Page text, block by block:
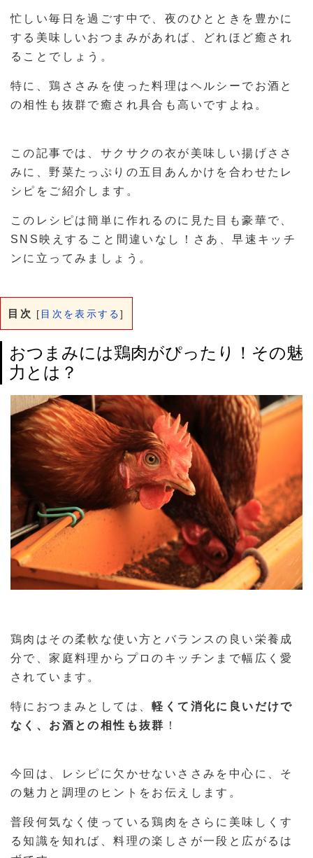
忙しい毎日を過ごす中で、夜のひとときを豊かに
する美味しいおつまみがあれば、どれほど癒され
ることでしょう。
特に、鶏ささみを使った料理はヘルシーでお酒と
の相性も抜群で癒され具合も高いですよね。
この記事では、サクサクの衣が美味しい揚げささ
みに、野菜たっぷりの五目あんかけを合わせたレ
シピをご紹介します。
このレシピは簡単に作れるのに見た目も豪華で、
SNS映えすること間違いなし！さあ、早速キッチ
ンに立ってみましょう。
目次 [ 目次を表示する]
おつまみには鶏肉がぴったり！その魅
力とは？
鶏肉はその柔軟な使い方とバランスの良い栄養成
分で、家庭料理からプロのキッチンまで幅広く愛
されています。
特におつまみとしては、軽くて消化に良いだけで
なく、お酒との相性も抜群 ！
今回は、レシピに欠かせないささみを中心に、そ
の魅力と調理のヒントをお伝えします。
普段何気なく使っている鶏肉をさらに美味しくす
る知識を知れば、料理の楽しさが一段と広がるは